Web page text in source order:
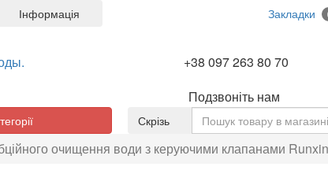
Інформація Закладки
+38 097 263 80 70
Подзвоніть нам
Скрізь
очищення води з керуючими клапанами Runxin